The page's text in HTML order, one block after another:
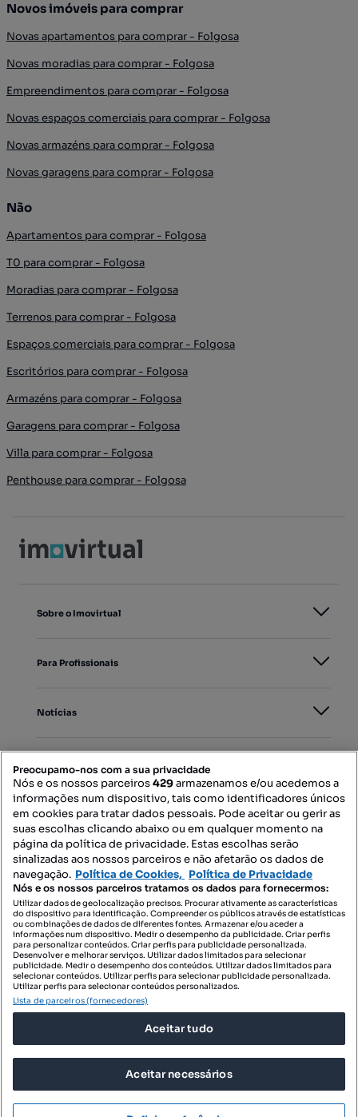
Novos imóveis para comprar
Novas apartamentos para comprar - Folgosa
Novas moradias para comprar - Folgosa
Empreendimentos para comprar - Folgosa
Novas espaços comerciais para comprar - Folgosa
Novas armazéns para comprar - Folgosa
Novas garagens para comprar - Folgosa
Não
Apartamentos para comprar - Folgosa
T0 para comprar - Folgosa
Moradias para comprar - Folgosa
Terrenos para comprar - Folgosa
Espaços comerciais para comprar - Folgosa
Escritórios para comprar - Folgosa
Armazéns para comprar - Folgosa
Garagens para comprar - Folgosa
Villa para comprar - Folgosa
Penthouse para comprar - Folgosa
Sobre o Imovirtual
Para Profissionais
Notícias
Mapa do Site
Contacte-nos
SIGA-NOS:
DESCARREGAR NA:
© 2026 Imovirtual.com, OLX Portugal, S.A.
TERMOS DE UTILIZAÇÃO
Preocupamo-nos com a sua privacidade
Nós e os nossos parceiros429armazenamos e/ou acedemos a
informações num dispositivo, tais como identificadores únicos
em cookies para tratar dados pessoais. Pode aceitar ou gerir as
suas escolhas clicando abaixo ou em qualquer momento na
página da política de privacidade. Estas escolhas serão
sinalizadas aos nossos parceiros e não afetarão os dados de
navegação. Política de Cookies, Política de Privacidade
Nós e os nossos parceiros tratamos os dados para fornecermos:
Utilizar dados de geolocalização precisos. Procurar ativamente as características
do dispositivo para identificação. Compreender os públicos através de estatísticas
ou combinações de dados de diferentes fontes. Armazenar e/ou aceder a
informações num dispositivo. Medir o desempenho da publicidade. Criar perfis
para personalizar conteúdos. Criar perfis para publicidade personalizada.
Desenvolver e melhorar serviços. Utilizar dados limitados para selecionar
publicidade. Medir o desempenho dos conteúdos. Utilizar dados limitados para
selecionar conteúdos. Utilizar perfis para selecionar publicidade personalizada.
Utilizar perfis para selecionar conteúdos personalizados.
Lista de parceiros (fornecedores)
Aceitar tudo
Aceitar necessários